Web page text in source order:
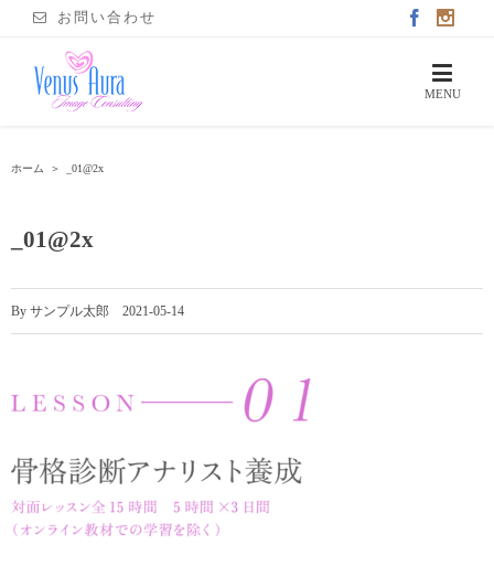
お問い合わせ
ホーム ＞ _01@2x
_01@2x
By サンプル太郎 2021-05-14